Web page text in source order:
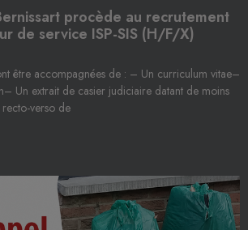
procède au recrutement
de service ISP-SIS (H/F/X)
être accompagnées de : – Un curriculum vitae–
Un extrait de casier judiciaire datant de moins
verso de